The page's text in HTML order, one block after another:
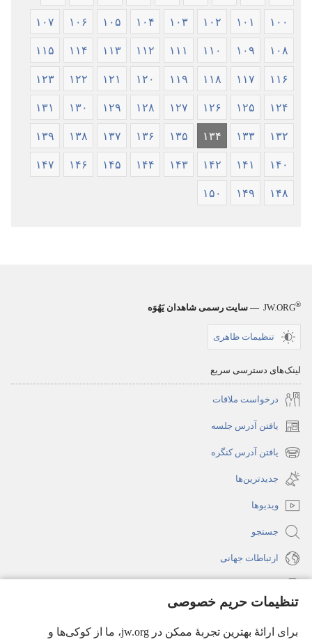
تنظیمات حریم خصوصی
برای ارائهٔ بهترین تجربهٔ ممکن در jw.org، ما از کوکی‌ها و
۱۰۰ ۱۰۱ ۱۰۲ ۱۰۳ ۱۰۴ ۱۰۵ ۱۰۶ ۱۰۷
۱۰۸ ۱۰۹ ۱۱۰ ۱۱۱ ۱۱۲ ۱۱۳ ۱۱۴ ۱۱۵
۱۱۶ ۱۱۷ ۱۱۸ ۱۱۹ ۱۲۰ ۱۲۱ ۱۲۲ ۱۲۳
۱۲۴ ۱۲۵ ۱۲۶ ۱۲۷ ۱۲۸ ۱۲۹ ۱۳۰ ۱۳۱
۱۳۲ ۱۳۳ ۱۳۴ ۱۳۵ ۱۳۶ ۱۳۷ ۱۳۸ ۱۳۹
۱۴۰ ۱۴۱ ۱۴۲ ۱۴۳ ۱۴۴ ۱۴۵ ۱۴۶ ۱۴۷
۱۴۸ ۱۴۹ ۱۵۰
JW.ORG® — سایت رسمی شاهدان یَهُوَه
تنظیمات ظاهری
لینک‌های دسترسی سریع
درخواست ملاقات
یافتن آدرس جلسه
(پنجره‌ای
جدید
می‌شود)
یافتن آدرس کنگره
(پنجره‌ای
جدید
می‌شود)
جدیدترین‌ها
ویدیوها
جستجو
ارتباطات جهانی
(پنجره‌ای